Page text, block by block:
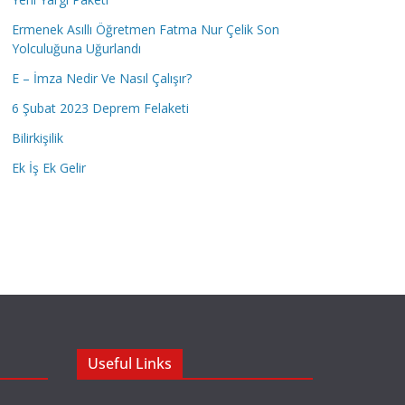
Ermenek Asıllı Öğretmen Fatma Nur Çelik Son
Yolculuğuna Uğurlandı
E – İmza Nedir Ve Nasıl Çalışır?
6 Şubat 2023 Deprem Felaketi
Bilirkişilik
Ek İş Ek Gelir
Useful Links